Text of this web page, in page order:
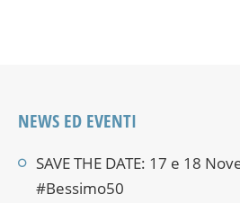
NEWS ED EVENTI
SAVE THE DATE: 17 e 18
#Bessimo50